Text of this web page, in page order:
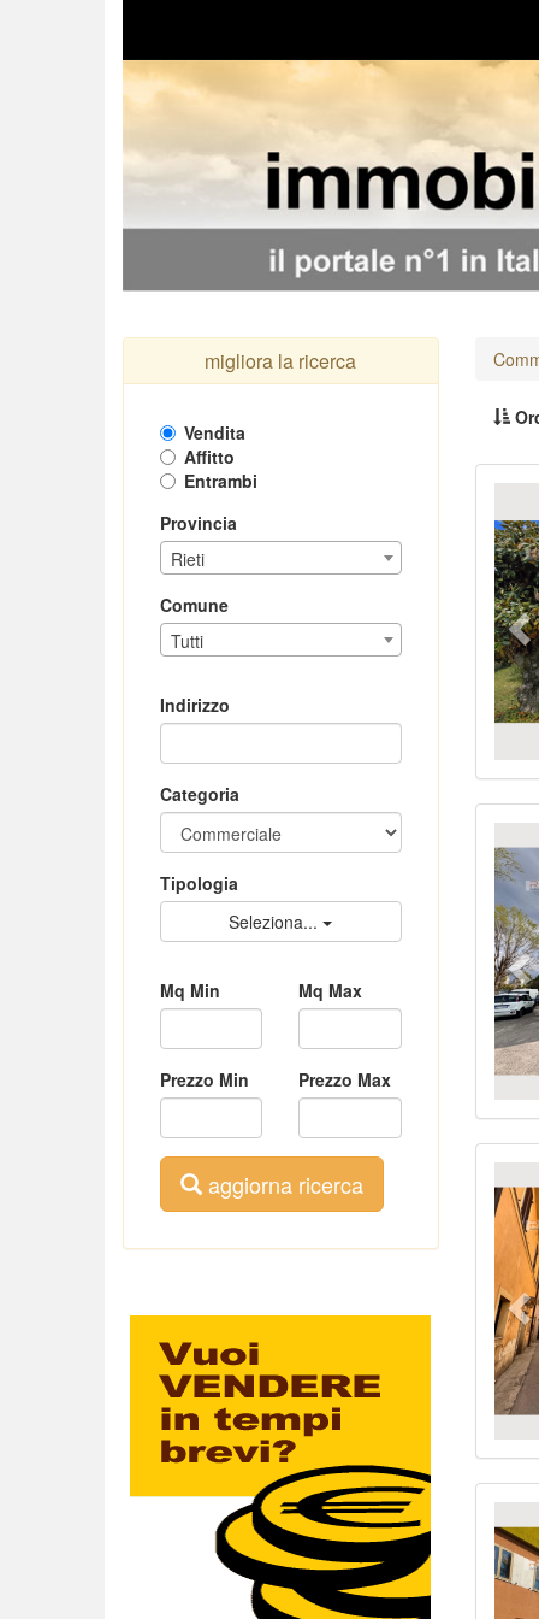
migliora la ricerca
Vendita
Affitto
Entrambi
Provincia
Rieti
Comune
Tutti
Indirizzo
Categoria
Tipologia
Seleziona...
Mq Min Mq Max
Prezzo Min Prezzo Max
aggiorna ricerca